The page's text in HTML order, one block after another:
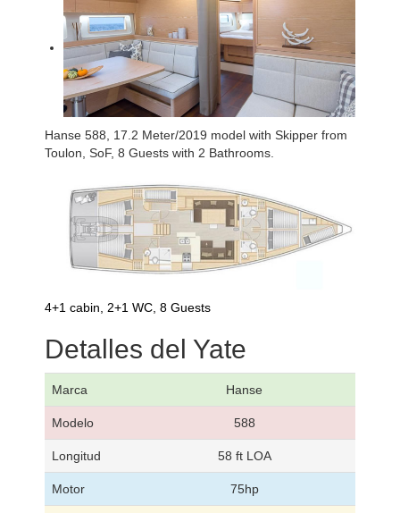
Hanse 588, 17.2 Meter/2019 model with Skipper from
Toulon, SoF, 8 Guests with 2 Bathrooms.
4+1 cabin, 2+1 WC, 8 Guests
Detalles del Yate
Marca Hanse
Modelo 588
Longitud 58 ft LOA
Motor 75hp